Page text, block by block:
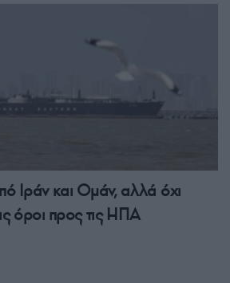
Ιράν και Ομάν, αλλά όχι
όροι προς τις ΗΠΑ